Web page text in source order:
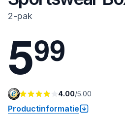
2-pak
599
4.00/5.00
Productinformatie